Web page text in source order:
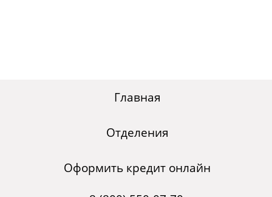
Главная
Отделения
Оформить кредит онлайн